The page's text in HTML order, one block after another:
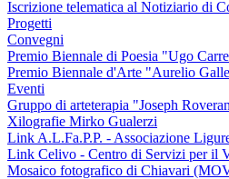
Iscrizione telematica al Notiziario di
Progetti
Convegni
Premio Biennale di Poesia "Ugo
Premio Biennale d'Arte "Aurelio
Eventi
Gruppo di arteterapia "Joseph
Xilografie Mirko Gualerzi
Link A.L.Fa.P.P. - Associazione
Link Celivo - Centro di Servizi per il
Mosaico fotografico di Chiavari